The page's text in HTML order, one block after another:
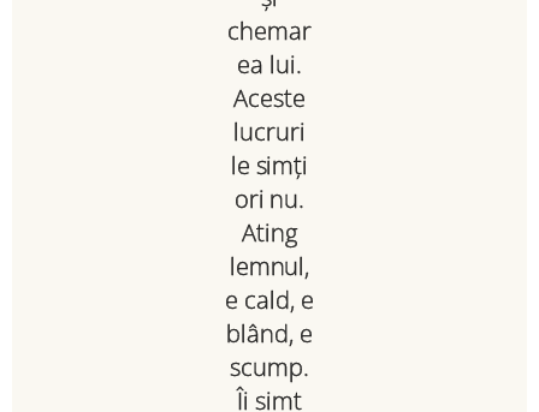
chemar
ea lui.
Aceste
lucruri
le simți
ori nu.
Ating
lemnul,
e cald, e
blând, e
scump.
Îi simt